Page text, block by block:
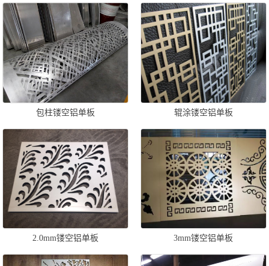
包柱镂空铝单板 辊涂镂空铝单板
2.0mm镂空铝单板 3mm镂空铝单板